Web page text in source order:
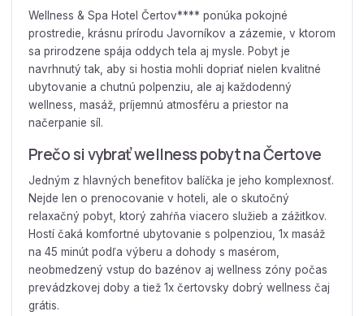
Wellness & Spa Hotel Čertov**** ponúka pokojné
prostredie, krásnu prírodu Javorníkov a zázemie, v ktorom
sa prirodzene spája oddych tela aj mysle. Pobyt je
navrhnutý tak, aby si hostia mohli dopriať nielen kvalitné
ubytovanie a chutnú polpenziu, ale aj každodenný
wellness, masáž, príjemnú atmosféru a priestor na
načerpanie síl.
Prečo si vybrať wellness pobyt na Čertove
Jedným z hlavných benefitov balíčka je jeho komplexnosť.
Nejde len o prenocovanie v hoteli, ale o skutočný
relaxačný pobyt, ktorý zahŕňa viacero služieb a zážitkov.
Hostí čaká komfortné ubytovanie s polpenziou, 1x masáž
na 45 minút podľa výberu a dohody s masérom,
neobmedzený vstup do bazénov aj wellness zóny počas
prevádzkovej doby a tiež 1x čertovsky dobrý wellness čaj
grátis.